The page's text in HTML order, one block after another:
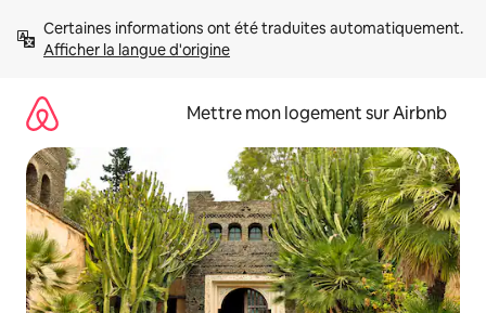
directement
Afficher la langue d'origine
Mettre mon logement sur Airbnb